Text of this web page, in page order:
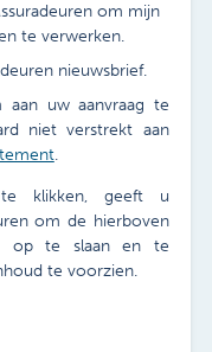
om mijn
te verwerken.
nieuwsbrief.
aan uw aanvraag te
niet verstrekt aan
.
klikken, geeft u
om de hierboven
op te slaan en te
te voorzien.